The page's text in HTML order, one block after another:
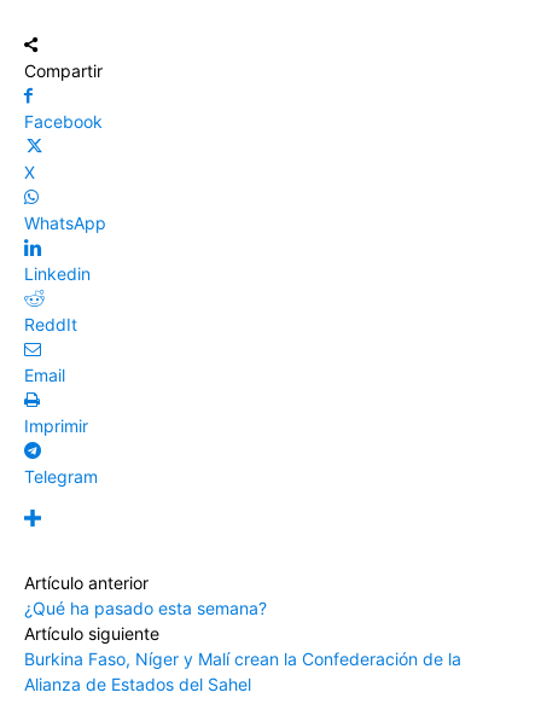
Compartir
Facebook
X
WhatsApp
Linkedin
ReddIt
Email
Imprimir
Telegram
Artículo anterior
¿Qué ha pasado esta semana?
Artículo siguiente
Burkina Faso, Níger y Malí crean la Confederación de la
Alianza de Estados del Sahel